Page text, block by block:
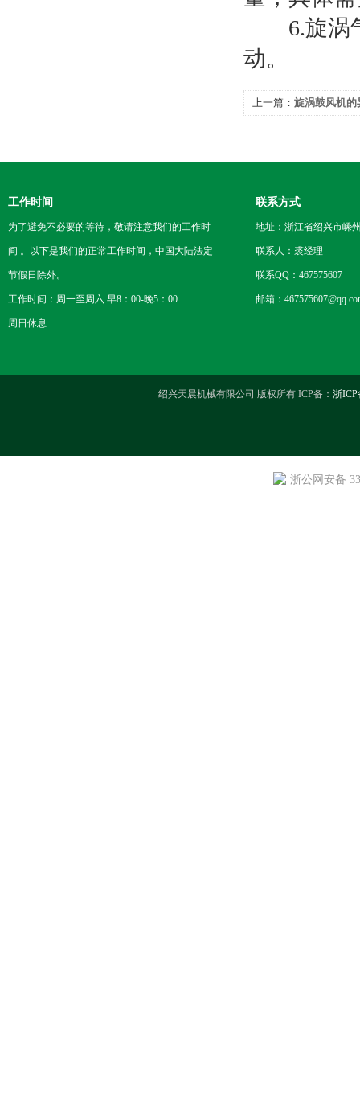
6.旋涡气
动。
上一篇： 旋涡鼓风机的
工作时间
为了避免不必要的等待，敬请注意我们的工作时
间 。以下是我们的正常工作时间，中国大陆法定
节假日除外。
工作时间：周一至周六 早8：00-晚5：00
周日休息
联系方式
地址：浙江省绍兴市嵊
联系人：裘经理
联系QQ：467575607
邮箱：
绍兴天晨机械有限公司 版权所有 ICP备： 浙ICP
浙公网安备